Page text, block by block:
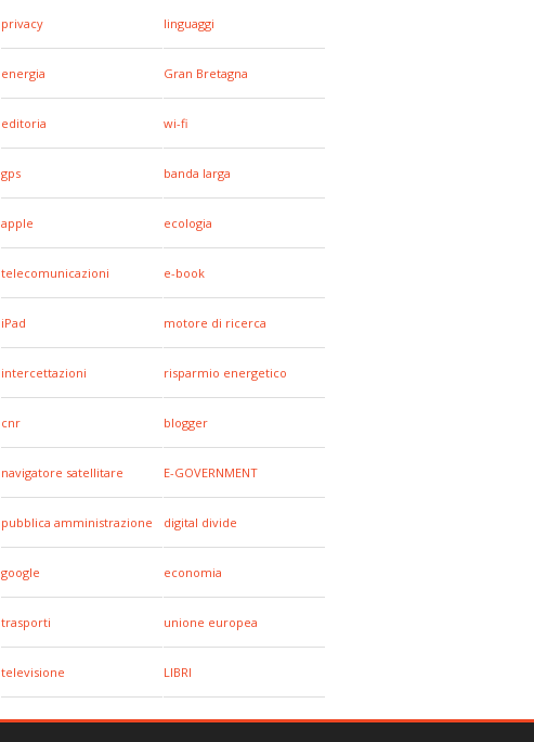
privacy linguaggi
energia Gran Bretagna
editoria wi-fi
gps banda larga
apple ecologia
telecomunicazioni e-book
iPad motore di ricerca
intercettazioni risparmio energetico
cnr blogger
navigatore satellitare E-GOVERNMENT
pubblica amministrazione digital divide
google economia
trasporti unione europea
televisione LIBRI